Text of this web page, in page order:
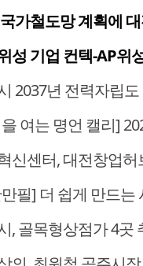
가철도망 계획에 대전
기업 컨텍-AP위성, 루마니
년 전력자립도 108% 달
여는 명언 캘리] 2026
신센터, 대전창업허브
필] 더 쉽게 만드는 시대,
, 골목형상점가 4곳